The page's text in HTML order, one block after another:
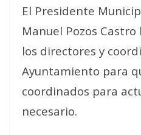
El Presidente
Manuel Pozos
los directores y
Ayuntamiento para
coordinados para
necesario.